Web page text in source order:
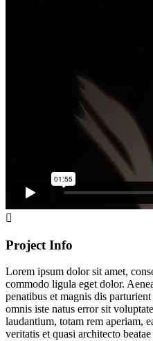
Project Info
Lorem ipsum dolor sit amet,
commodo ligula eget dolor.
penatibus et magnis dis
omnis iste natus error sit
laudantium, totam rem aperiam,
veritatis et quasi architecto